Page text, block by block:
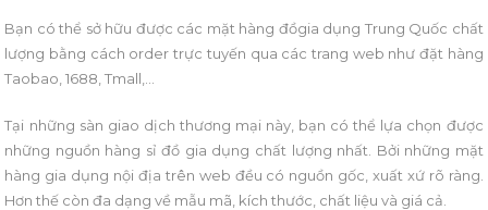
Bạn có thể sở hữu được các mặt hàng đồgia dụng Trung Quốc chất
lượng bằng cách order trực tuyến qua các trang web như đặt hàng
Taobao, 1688, Tmall,…
Tại những sàn giao dịch thương mại này, bạn có thể lựa chọn được
những nguồn hàng sỉ đồ gia dụng chất lượng nhất. Bởi những mặt
hàng gia dụng nội địa trên web đều có nguồn gốc, xuất xứ rõ ràng.
Hơn thế còn đa dạng về mẫu mã, kích thước, chất liệu và giá cả.